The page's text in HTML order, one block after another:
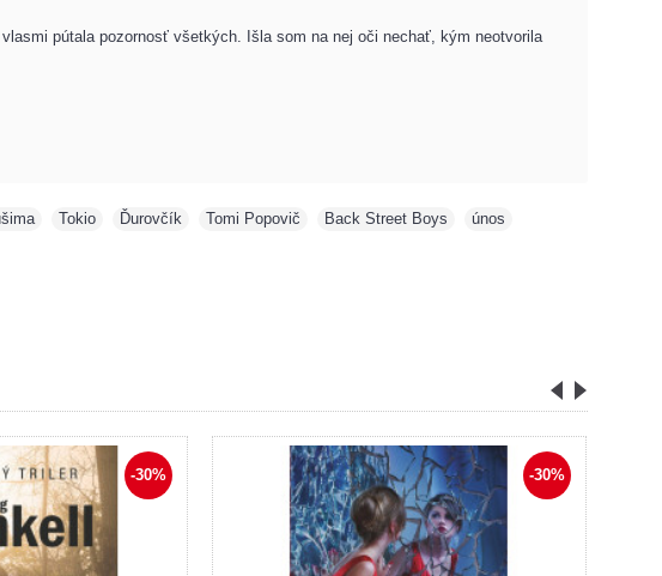
pútala pozornosť všetkých. Išla som na nej oči nechať, kým neotvorila
Tokio Ďurovčík Tomi Popovič Back Street Boys únos
-30% -30%